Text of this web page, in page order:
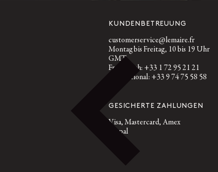
KUNDENBETREUUNG
customerservice@lemaire.fr
Montag bis Freitag, 10 bis 19 Uhr
GMT
Frankreich: +33 1 72 95 21 21
International: +33 9 74 75 58 58
GESICHERTE ZAHLUNGEN
Visa, Mastercard, Amex
Paypal